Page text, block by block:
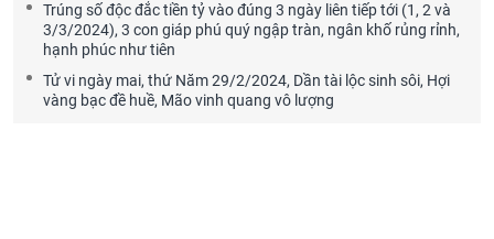
Trúng số độc đắc tiền tỷ vào đúng 3 ngày liên tiếp tới (1, 2 và
3/3/2024), 3 con giáp phú quý ngập tràn, ngân khố rủng rỉnh,
hạnh phúc như tiên
Tử vi ngày mai, thứ Năm 29/2/2024, Dần tài lộc sinh sôi, Hợi
vàng bạc đề huề, Mão vinh quang vô lượng